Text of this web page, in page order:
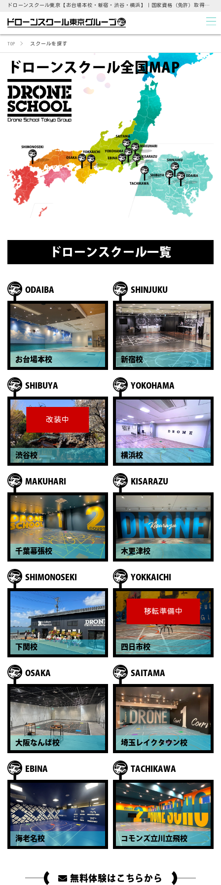
ドローンスクール東京【お台場本校・新宿・渋谷・横浜】｜国家資格（免許）取得支援から点検業務まで
TOP スクールを探す
ドローンスクール全国MAP
ドローンスクール一覧
ODAIBA
お台場本校
SHINJUKU
新宿校
SHIBUYA
渋谷校
YOKOHAMA
横浜校
MAKUHARI
千葉幕張校
KISARAZU
木更津校
SHIMONOSEKI
下関校
YOKKAICHI
四日市校
OSAKA
大阪なんば校
SAITAMA
埼玉レイクタウン校
EBINA
海老名校
TACHIKAWA
コモンズ立川立飛校
無料体験はこちらから